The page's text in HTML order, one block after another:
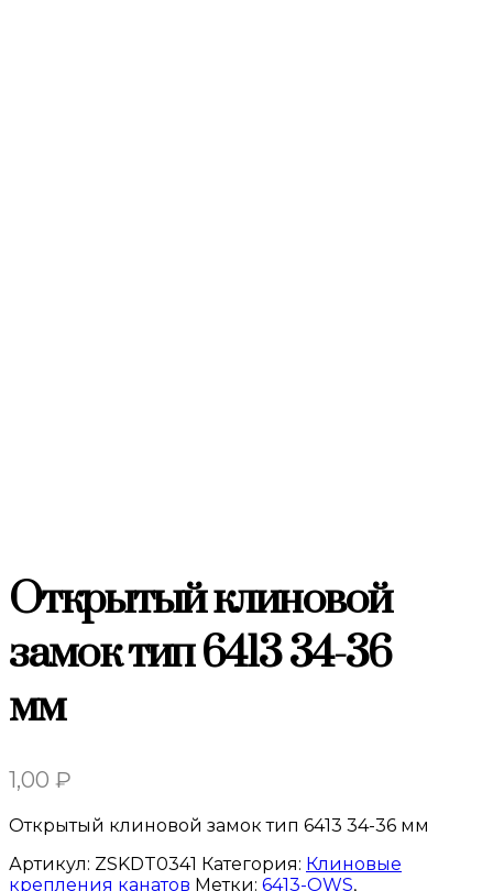
Открытый клиновой
замок тип 6413 34-36
мм
1,00 ₽
Открытый клиновой замок тип 6413 34-36 мм
Артикул: ZSKDT0341 Категория: Клиновые
крепления канатов Метки: 6413-OWS,